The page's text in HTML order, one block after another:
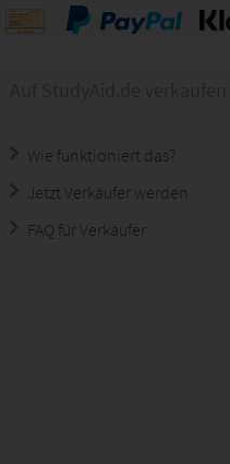
Wie funktioniert das?
Jetzt Verkäufer werden
FAQ für Verkäufer